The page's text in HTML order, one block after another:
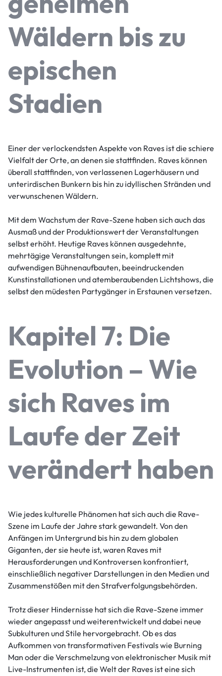
Wäldern bis zu
epischen
Stadien
Einer der verlockendsten Aspekte von Raves ist die schiere
Vielfalt der Orte, an denen sie stattfinden. Raves können
überall stattfinden, von verlassenen Lagerhäusern und
unterirdischen Bunkern bis hin zu idyllischen Stränden und
verwunschenen Wäldern.
Mit dem Wachstum der Rave-Szene haben sich auch das
Ausmaß und der Produktionswert der Veranstaltungen
selbst erhöht. Heutige Raves können ausgedehnte,
mehrtägige Veranstaltungen sein, komplett mit
aufwendigen Bühnenaufbauten, beeindruckenden
Kunstinstallationen und atemberaubenden Lichtshows, die
selbst den müdesten Partygänger in Erstaunen versetzen.
Kapitel 7: Die
Evolution – Wie
sich Raves im
Laufe der Zeit
verändert haben
Wie jedes kulturelle Phänomen hat sich auch die Rave-
Szene im Laufe der Jahre stark gewandelt. Von den
Anfängen im Untergrund bis hin zu dem globalen
Giganten, der sie heute ist, waren Raves mit
Herausforderungen und Kontroversen konfrontiert,
einschließlich negativer Darstellungen in den Medien und
Zusammenstößen mit den Strafverfolgungsbehörden.
Trotz dieser Hindernisse hat sich die Rave-Szene immer
wieder angepasst und weiterentwickelt und dabei neue
Subkulturen und Stile hervorgebracht. Ob es das
Aufkommen von transformativen Festivals wie Burning
Man oder die Verschmelzung von elektronischer Musik mit
Live-Instrumenten ist, die Welt der Raves ist eine sich